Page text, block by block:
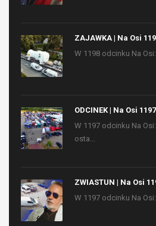
ZAJAWKA | Na Osi
W 1198 odcinku Na
ODCINEK | Na Osi 1197
W 1197 odcinku Na
osta...
ZWIASTUN | Na Osi
W 1197 odcinku Na